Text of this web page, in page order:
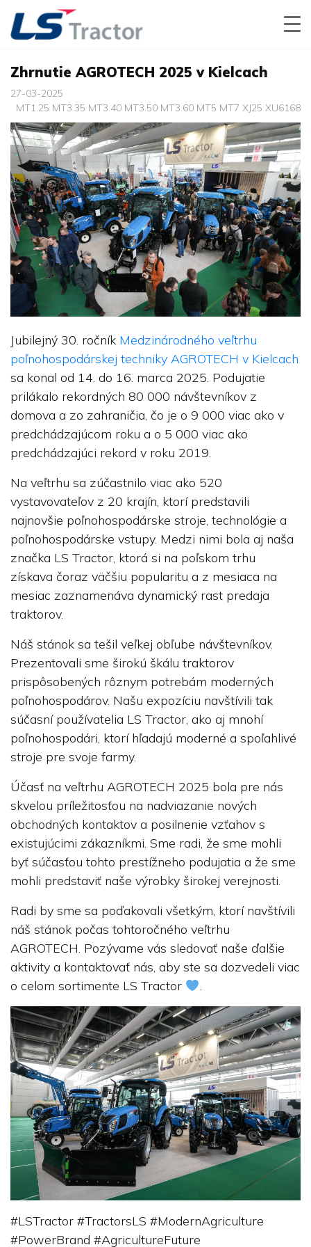
Zhrnutie AGROTECH 2025 v Kielcach
27-03-2025
MT1.25 MT3.35 MT3.40 MT3.50 MT3.60 MT5 MT7 XJ25 XU6168
Jubilejný 30. ročník Medzinárodného veľtrhu
poľnohospodárskej techniky AGROTECH v Kielcach
sa konal od 14. do 16. marca 2025. Podujatie
prilákalo rekordných 80 000 návštevníkov z
domova a zo zahraničia, čo je o 9 000 viac ako v
predchádzajúcom roku a o 5 000 viac ako
predchádzajúci rekord v roku 2019.
Na veľtrhu sa zúčastnilo viac ako 520
vystavovateľov z 20 krajín, ktorí predstavili
najnovšie poľnohospodárske stroje, technológie a
poľnohospodárske vstupy. Medzi nimi bola aj naša
značka LS Tractor, ktorá si na poľskom trhu
získava čoraz väčšiu popularitu a z mesiaca na
mesiac zaznamenáva dynamický rast predaja
traktorov.
Náš stánok sa tešil veľkej obľube návštevníkov.
Prezentovali sme širokú škálu traktorov
prispôsobených rôznym potrebám moderných
poľnohospodárov. Našu expozíciu navštívili tak
súčasní používatelia LS Tractor, ako aj mnohí
poľnohospodári, ktorí hľadajú moderné a spoľahlivé
stroje pre svoje farmy.
Účasť na veľtrhu AGROTECH 2025 bola pre nás
skvelou príležitosťou na nadviazanie nových
obchodných kontaktov a posilnenie vzťahov s
existujúcimi zákazníkmi. Sme radi, že sme mohli
byť súčasťou tohto prestížneho podujatia a že sme
mohli predstaviť naše výrobky širokej verejnosti.
Radi by sme sa poďakovali všetkým, ktorí navštívili
náš stánok počas tohtoročného veľtrhu
AGROTECH. Pozývame vás sledovať naše ďalšie
aktivity a kontaktovať nás, aby ste sa dozvedeli viac
o celom sortimente LS Tractor
.
#LSTractor #TractorsLS #ModernAgriculture
#PowerBrand #AgricultureFuture